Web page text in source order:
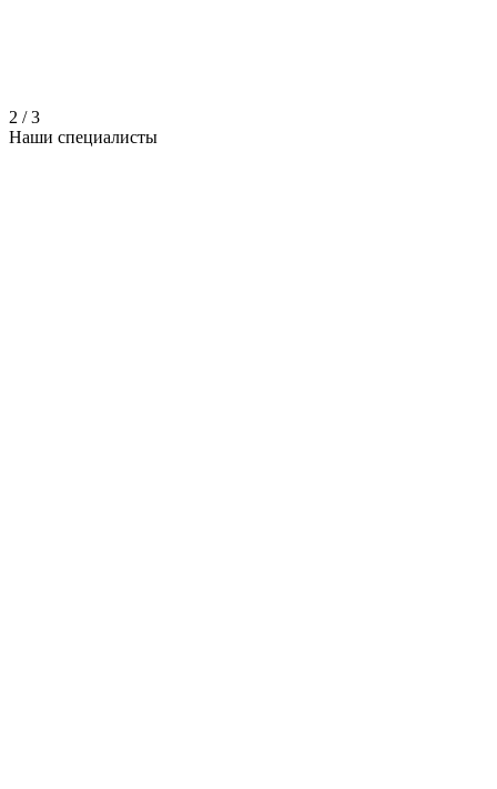
2 /3
Наши специалисты